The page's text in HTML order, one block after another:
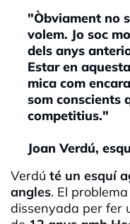
"Òbviament no
volem. Jo soc
dels anys
Estar en
mica com
som conscients
competitius."
Joan Verdú,
Verdú té un esquí
angles. El
dissenyada per fer